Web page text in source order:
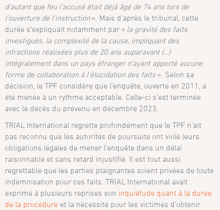
d’autant que feu l’accusé était déjà âgé de 74 ans lors de
l’ouverture de l’instruction». Mais d’après le tribunal, cette
durée s’expliquait notamment par « la gravité des faits
investigués, la complexité de la cause, impliquant des
infractions réalisées plus de 20 ans auparavant (…)
intégralement dans un pays étranger n’ayant apporté aucune
forme de collaboration à l’élucidation des faits ». Selon sa
décision, le TPF considère que l’enquête, ouverte en 2011, a
été menée à un rythme acceptable. Celle-ci s’est terminée
avec le décès du prévenu en décembre 2023.
TRIAL International regrette profondément que le TPF n’ait
pas reconnu que les autorités de poursuite ont violé leurs
obligations légales de mener l’enquête dans un délai
raisonnable et sans retard injustifié. Il est tout aussi
regrettable que les parties plaignantes soient privées de toute
indemnisation pour ces faits. TRIAL International avait
exprimé à plusieurs reprises son inquiétude quant à la durée
de la procédure et la nécessité pour les victimes d’obtenir